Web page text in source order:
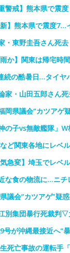
戒】熊本県で震
】熊本県で震度7…
東野圭吾さん死去
か】関東は帰宅時
の酷暑日…タイ
・山田五郎さん
県議会“カツアゲ
子vs無敵艦隊」W
ど関東各地にレベ
急変】埼玉でレベ
食の物流に…ニチ
議会“カツアゲ”疑
集団暴行死裁判▽
が沖縄最接近へ“
死亡事故の運転手